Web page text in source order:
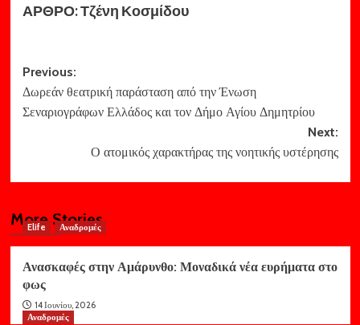
ΑΡΘΡΟ: Τζένη Κοσμίδου
Post
navigation
Previous:
Δωρεάν θεατρική παράσταση από την Ένωση
Σεναριογράφων Ελλάδος και τον Δήμο Αγίου Δημητρίου
Next:
Ο ατομικός χαρακτήρας της νοητικής υστέρησης
More Stories
Elife Αναδρομές
Ανασκαφές στην Αμάρυνθο: Μοναδικά νέα ευρήματα στο
φως
14 Ιουνίου, 2026
Αναδρομές